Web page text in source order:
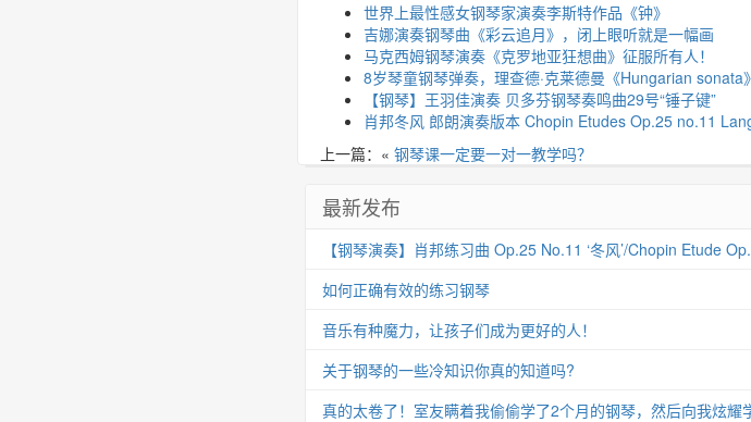
世界上最性感女钢琴家演奏李斯特作品《钟》
吉娜演奏钢琴曲《彩云追月》，闭上眼听就是一幅画
马克西姆钢琴演奏《克罗地亚狂想曲》征服所有人！
8岁琴童钢琴弹奏，理查德·克莱德曼《Hungarian
【钢琴】王羽佳演奏 贝多芬钢琴奏鸣曲29号“锤子键”
肖邦冬风 郎朗演奏版本 Chopin Etudes Op.25 no.11
上一篇：« 钢琴课一定要一对一教学吗？
最新发布
【钢琴演奏】肖邦练习曲 Op.25 No.11 ‘冬风’/Chopin Etude
如何正确有效的练习钢琴
音乐有种魔力，让孩子们成为更好的人！
关于钢琴的一些冷知识你真的知道吗?
真的太卷了！室友瞒着我偷偷学了2个月的钢琴，然后向我炫耀